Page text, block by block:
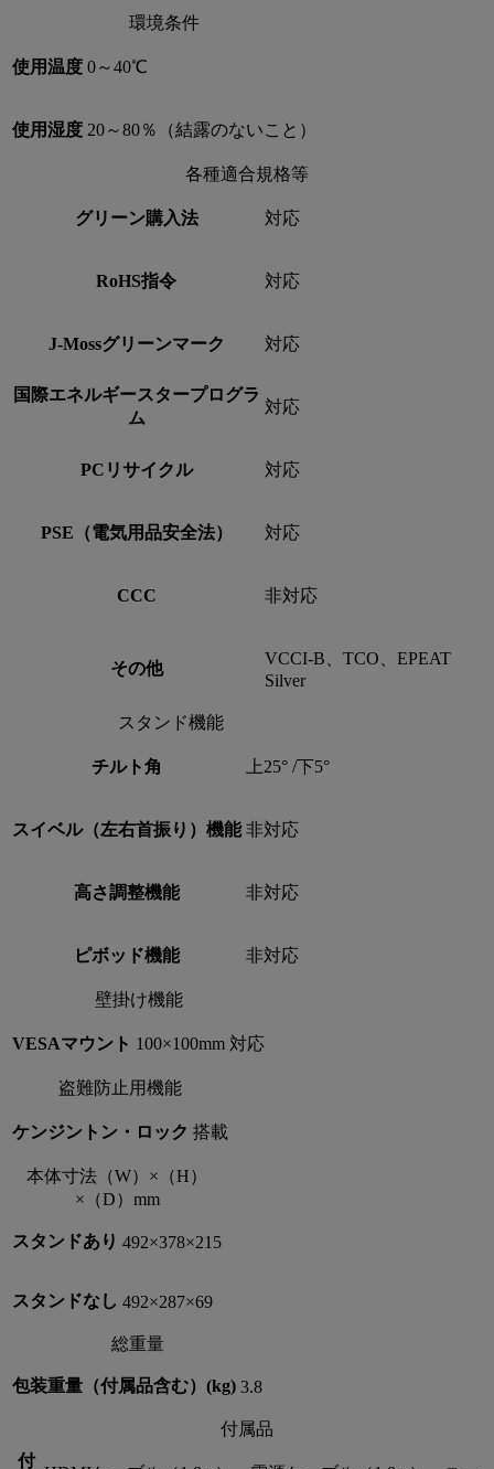
環境条件
使用温度 0～40℃
使用湿度 20～80％（結露のないこと）
各種適合規格等
グリーン購入法 対応
RoHS指令 対応
J-Mossグリーンマーク 対応
国際エネルギースタープログラ
ム
対応
PCリサイクル 対応
PSE（電気用品安全法） 対応
CCC 非対応
その他
VCCI-B、TCO、EPEAT
Silver
スタンド機能
チルト角 上25° /下5°
スイベル（左右首振り）機能 非対応
高さ調整機能 非対応
ピボッド機能 非対応
壁掛け機能
VESAマウント 100×100mm 対応
盗難防止用機能
ケンジントン・ロック 搭載
本体寸法（W）×（H）
×（D）mm
スタンドあり 492×378×215
スタンドなし 492×287×69
総重量
包装重量（付属品含む）(kg) 3.8
付属品
付